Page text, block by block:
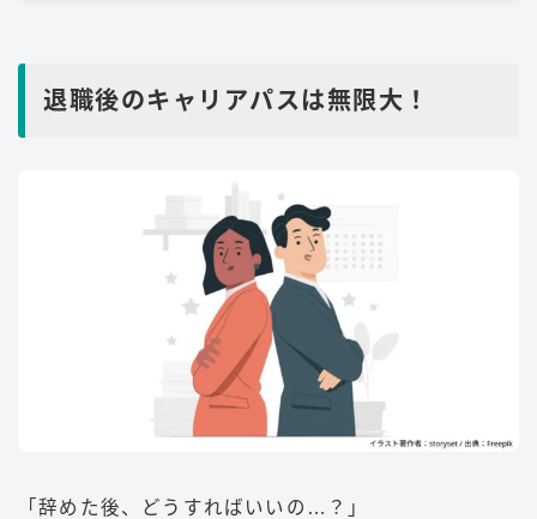
退職後のキャリアパスは無限大！
「辞めた後、どうすればいいの…？」